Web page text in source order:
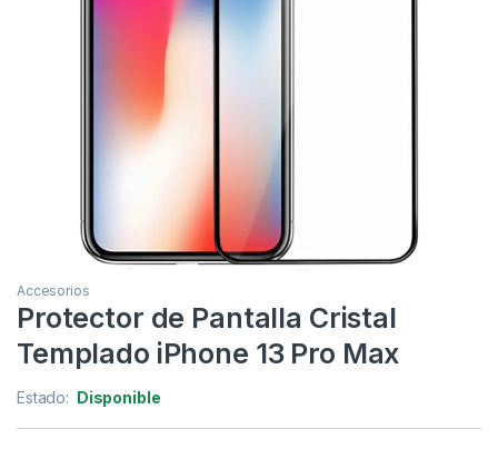
Accesorios
Protector de Pantalla Cristal
Templado iPhone 13 Pro Max
Estado: Disponible